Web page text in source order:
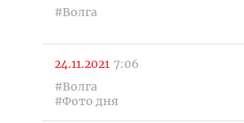
#Волга
24.11.2021 7:06
#Волга
#Фото дня